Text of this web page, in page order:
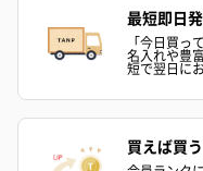
最短即日
「今日買っ
名入れや豊
短で翌日に
買えば買